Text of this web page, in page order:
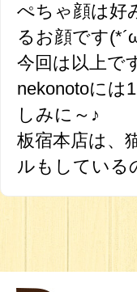
ぺちゃ顔は好
るお顔です
今回は以上で
nekonotoには
しみに～♪
板宿本店は、
ルもしている